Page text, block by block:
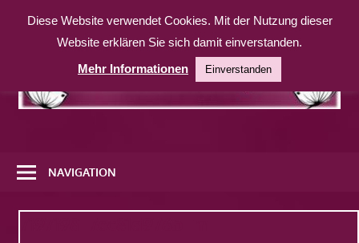
Inhalt
weitere
Website
NAVIGATION
Diese Website verwendet Cookies. Mit der Nutzung dieser
Website erklären Sie sich damit einverstanden.
Mehr Informationen
Einverstanden